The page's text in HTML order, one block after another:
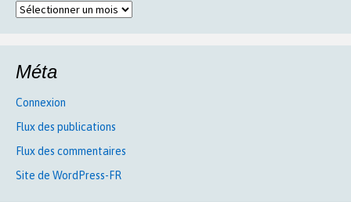
Archives
Méta
Connexion
Flux des publications
Flux des commentaires
Site de WordPress-FR